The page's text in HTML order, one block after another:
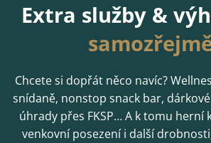
Extra služby &
Chcete si dopřát něco navíc?
snídaně, nonstop snack bar,
úhrady přes FKSP… A k tomu herní
venkovní posezení i další